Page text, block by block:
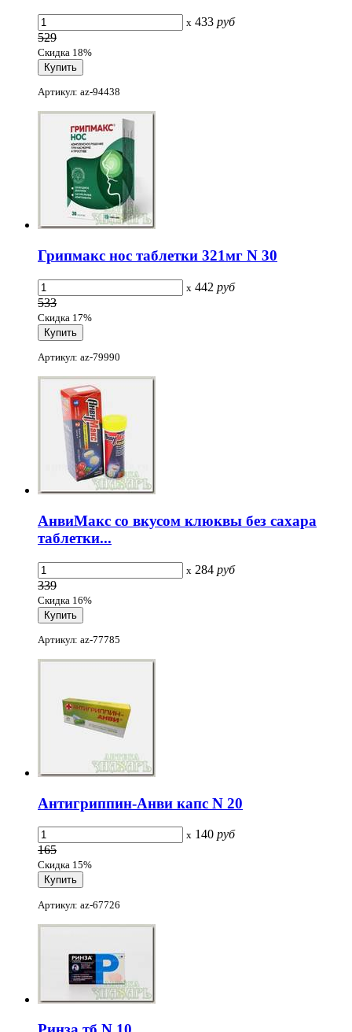
x 433 руб
529
Скидка 18%
Артикул: az-94438
Грипмакс нос таблетки 321мг N 30
x 442 руб
533
Скидка 17%
Артикул: az-79990
АнвиМакс со вкусом клюквы без сахара
таблетки...
x 284 руб
339
Скидка 16%
Артикул: az-77785
Антигриппин-Анви капс N 20
x 140 руб
165
Скидка 15%
Артикул: az-67726